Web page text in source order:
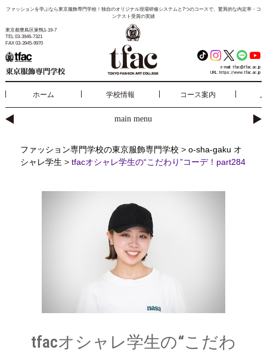
ファッションを学ぶなら東京服飾専門学校！独自のオリジナル現場研修システムと7つのコースで、驚異的な内定率・コ
ンテスト受賞の実績
東京都豊島区巣鴨1-19-7
TEL 03-3946-7321
FAX 03-3945-9970
e-mail: tfac@tfac.ac.jp
URL: https://www.tfac.ac.jp
ホーム 学校情報 コース案内
main menu
ファッション専門学校の東京服飾専門学校 > o-sha-gaku オ
シャレ学生 > tfacオシャレ学生の“こだわり”コーデ！part284
tfacオシャレ学生の“こだわ